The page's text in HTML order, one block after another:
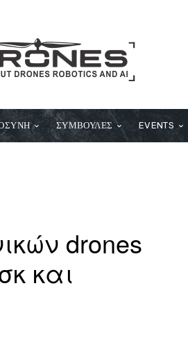
ΣΥΜΒΟΥΛΕΣ EVENTS
drones
και